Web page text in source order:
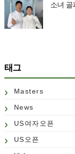
소녀 골
태그
Masters
News
US여자오픈
US오픈